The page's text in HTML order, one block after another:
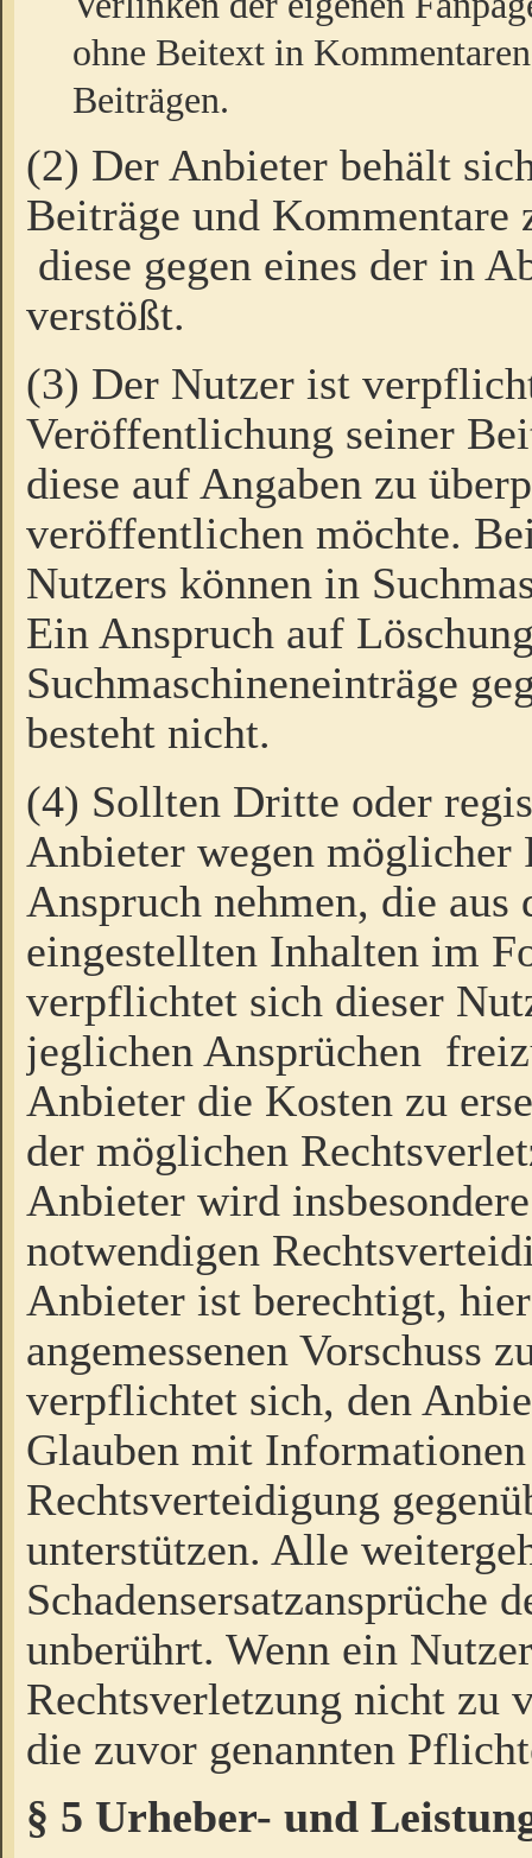
ohne Beitext in
Beiträgen.
(2) Der Anbieter behält
Beiträge und Kommentare
diese gegen eines der in
verstößt.
(3) Der Nutzer ist
Veröffentlichung seiner
diese auf Angaben zu
veröffentlichen möchte.
Nutzers können in
Ein Anspruch auf
Suchmaschineneinträge
besteht nicht.
(4) Sollten Dritte oder
Anbieter wegen möglicher
Anspruch nehmen, die
eingestellten Inhalten im
verpflichtet sich dieser
jeglichen Ansprüchen
Anbieter die Kosten zu
der möglichen
Anbieter wird
notwendigen
Anbieter ist berechtigt,
angemessenen Vorschuss
verpflichtet sich, den
Glauben mit
Rechtsverteidigung
unterstützen. Alle
Schadensersatzansprüche
unberührt. Wenn ein
Rechtsverletzung nicht zu
die zuvor genannten
§ 5 Urheber- und